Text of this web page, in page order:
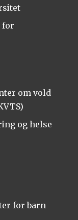
for
om vold
og helse
for barn